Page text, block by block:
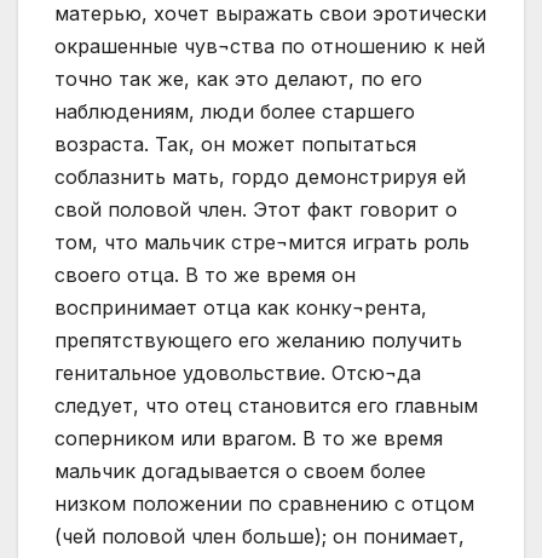
матерью, хочет выражать свои эротически
окрашенные чув¬ства по отношению к ней
точно так же, как это делают, по его
наблюдениям, люди более старшего
возраста. Так, он может попытаться
соблазнить мать, гордо демонстрируя ей
свой половой член. Этот факт говорит о
том, что мальчик стре¬мится играть роль
своего отца. В то же время он
воспринимает отца как конку¬рента,
препятствующего его желанию получить
генитальное удовольствие. Отсю¬да
следует, что отец становится его главным
соперником или врагом. В то же время
мальчик догадывается о своем более
низком положении по сравнению с отцом
(чей половой член больше); он понимает,